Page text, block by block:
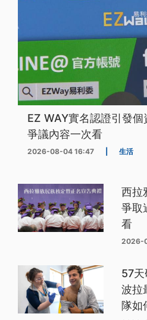
EZ WAY實名認證引發
爭議內容一次看
2026-08-04 16:47 生活
西拉
爭取
看
2026-
57
波拉
隊如